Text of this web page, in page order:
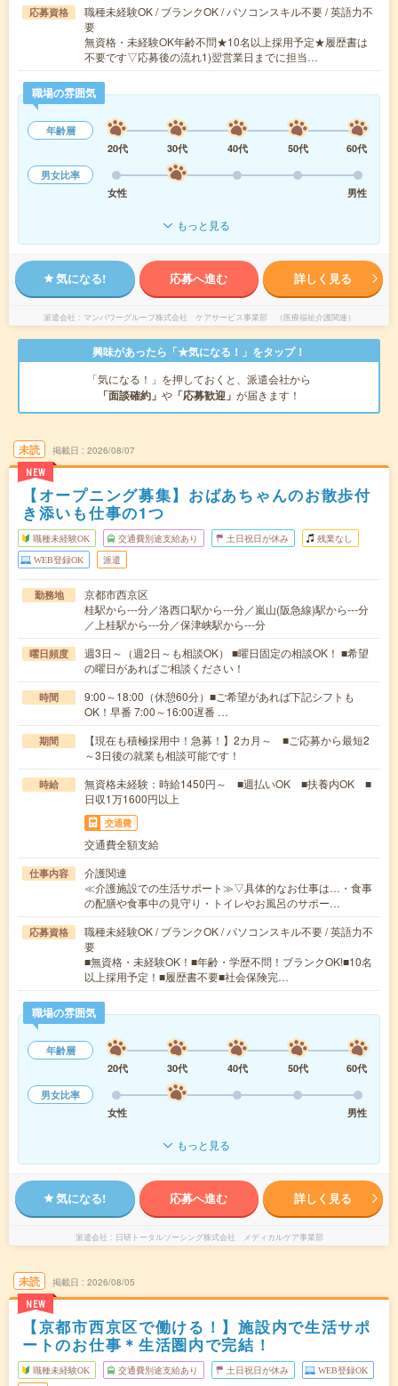
応募資格
職種未経験OK / ブランクOK / パソコンスキル不要 / 英語力不
要
無資格・未経験OK年齢不問★10名以上採用予定★履歴書は
不要です▽応募後の流れ1)翌営業日までに担当…
職場の雰囲気
年齢層
20代
30代 40代 50代
60代
男女比率
女性
男性
もっと見る
気になる! 応募へ進む 詳しく見る
派遣会社 マンパワーグループ株式会社 ケアサービス事業部 （医療福祉介護関連）
興味があったら「★気になる！」をタップ！
「気になる！」を押しておくと、派遣会社から
「面談確約」 や 「応募歓迎」 が届きます！
未読
NEW
掲載日 2026/08/07
【オープニング募集】おばあちゃんのお散歩付
き添いも仕事の1つ
職種未経験OK 交通費別途支給あり 土日祝日が休み 残業なし
WEB登録OK 派遣
勤務地
京都市西京区
桂駅から---分／洛西口駅から---分／嵐山(阪急線)駅から---分
／上桂駅から---分／保津峡駅から---分
曜日頻度
週3日～（週2日～も相談OK） ■曜日固定の相談OK！ ■希望
の曜日があればご相談ください！
時間
9:00～18:00（休憩60分）■ご希望があれば下記シフトも
OK！早番 7:00～16:00遅番 …
期間
【現在も積極採用中！急募！】2カ月～ ■ご応募から最短2
～3日後の就業も相談可能です！
時給
無資格未経験：時給1450円～ ■週払いOK ■扶養内OK ■
日収1万1600円以上
交通費
交通費全額支給
仕事内容
介護関連
≪介護施設での生活サポート≫▽具体的なお仕事は…・食事
の配膳や食事中の見守り・トイレやお風呂のサポー…
応募資格
職種未経験OK / ブランクOK / パソコンスキル不要 / 英語力不
要
■無資格・未経験OK！■年齢・学歴不問！ブランクOK!■10名
以上採用予定！■履歴書不要■社会保険完…
職場の雰囲気
年齢層
20代
30代 40代 50代
60代
男女比率
女性
男性
もっと見る
気になる! 応募へ進む 詳しく見る
派遣会社 日研トータルソーシング株式会社 メディカルケア事業部
未読
NEW
掲載日 2026/08/05
【京都市西京区で働ける！】施設内で生活サポ
ートのお仕事＊生活圏内で完結！
職種未経験OK 交通費別途支給あり 土日祝日が休み WEB登録OK